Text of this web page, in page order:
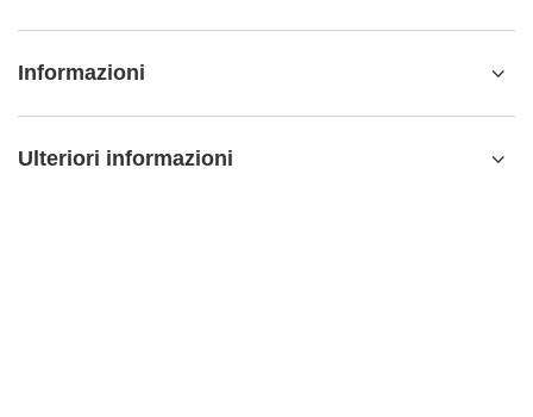
Informazioni
Ulteriori informazioni